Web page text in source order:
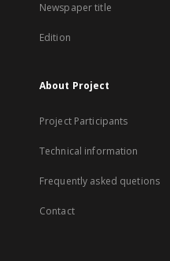
Newspaper title
Edition
About Project
Project Participants
Technical information
Frequently asked quetions
Contact